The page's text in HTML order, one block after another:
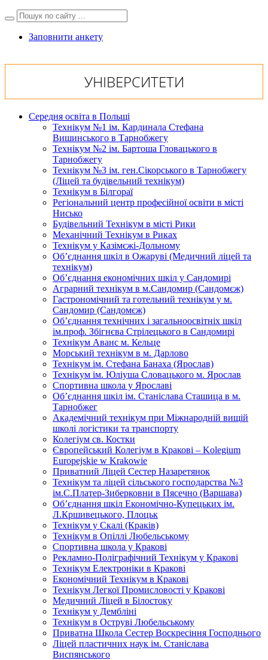
Заповнити анкету
УНІВЕРСИТЕТИ
Середня освіта в Польщі
Технікум №1 ім. Кардинала Стефана
Вишинського в Тарнобжегу
Технікум №2 ім. Бартоша Гловацького в
Тарнобжегу
Технікум №3 ім. ген.Сікорського в Тарнобжегу
(Ліцей та будівельний технікум)
Технікум в Білгораї
Регіональний центр професійної освіти в місті
Нисько
Будівельний Технікум в місті Рики
Механічний Технікум в Риках
Технікум у Казімєжі-Дольному
Об’єднання шкіл в Ожаруві (Медичний ліцей та
технікум)
Об’єднання економічних шкіл у Сандомирі
Аграрний технікум в м.Сандомир (Сандомєж)
Гастрономічний та готельний технікум у м.
Сандомир (Сандомєж)
Об’єднання технічних і загальноосвітніх шкіл
ім.проф. Збігнєва Стрілецького в Сандомирі
Технікум Аванс м. Кельце
Морський технікум в м. Дарлово
Технікум ім. Стефана Банаха (Ярослав)
Технікум ім. Юліуша Словацького м. Ярослав
Спортивна школа у Ярославі
Об’єднання шкіл ім. Станіслава Сташица в м.
Тарнобжег
Академічний технікум при Міжнародній вищій
школі логістики та транспорту
Колегіум св. Костки
Європейський Колегіум в Кракові – Kolegium
Europejskie w Krakowie
Приватний Ліцей Сестер Назаретянок
Технікум та ліцей сільського господарства №3
ім.С.Платер-Зиберковни в Пясечно (Варшава)
Об’єднання шкіл Економічно-Купецьких ім.
Л.Кршивецького, Плоцьк
Технікум у Скалі (Краків)
Технікум в Опіллі Любельському
Спортивна школа у Кракові
Рекламно-Поліграфічний Технікум у Кракові
Технікум Електроніки в Кракові
Економічний Технікум в Кракові
Технікум Легкої Промисловості у Кракові
Медичний Ліцей в Білостоку
Технікум у Дембліні
Технікум в Оструві Любельському
Приватна Школа Сестер Воскресіння Господнього
Ліцей пластичних наук ім. Станіслава
Виспянського